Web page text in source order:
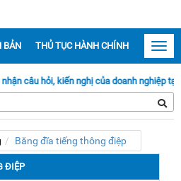
BẢN THỦ TỤC HÀNH CHÍNH
hỏi, kiến nghị của doanh nghiệp tại đây
Băng đĩa tiếng thông điệp
ĐIỆP